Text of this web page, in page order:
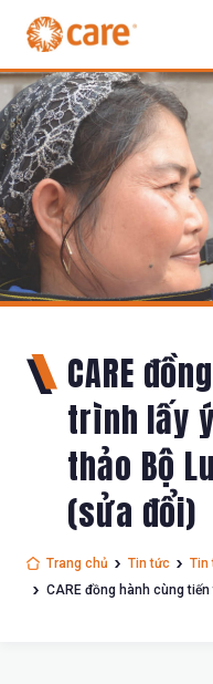
CARE
trình lấy
thảo Bộ
(sửa đổi)
Trang chủ Tin tức
Tin
CARE đồng hành cùng tiến